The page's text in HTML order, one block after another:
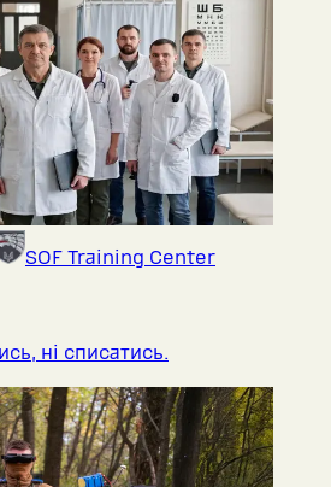
SOF Training Center
ні списатись.